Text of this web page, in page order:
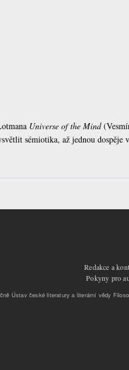
Universe of the Mind
sémiotika, až jednou dospěje
Redakce a
Pokyny pro
Ústav české literatury a literární vědy